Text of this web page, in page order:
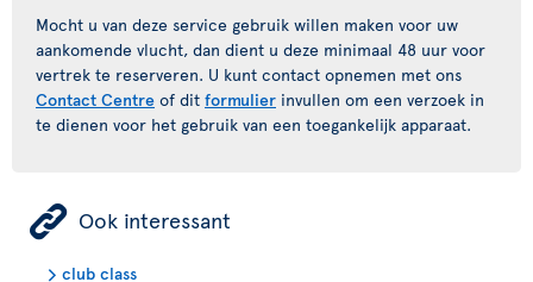
Mocht u van deze service gebruik willen maken voor uw
aankomende vlucht, dan dient u deze minimaal 48 uur voor
vertrek te reserveren. U kunt contact opnemen met ons
Contact Centre of dit formulier invullen om een verzoek in
te dienen voor het gebruik van een toegankelijk apparaat.
ÿ Ook interessant
club class